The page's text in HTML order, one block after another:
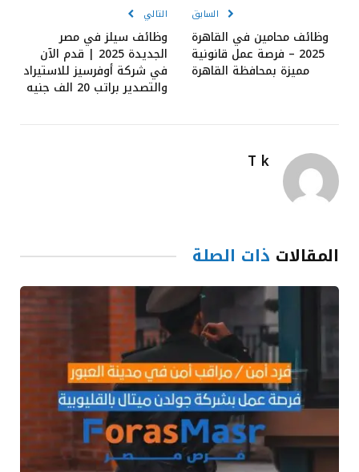
السابق
وظائف محامين في القاهرة
2025 – فرصة عمل قانونية
مميزة بمحافظة القاهرة
التالي
وظائف سيلز في مصر
الجديدة 2025 | قدم الآن
في شركة أوفرسيز للاستيراد
والتصدير براتب 20 الف جنيه
T k
المقالات ذات الصلة